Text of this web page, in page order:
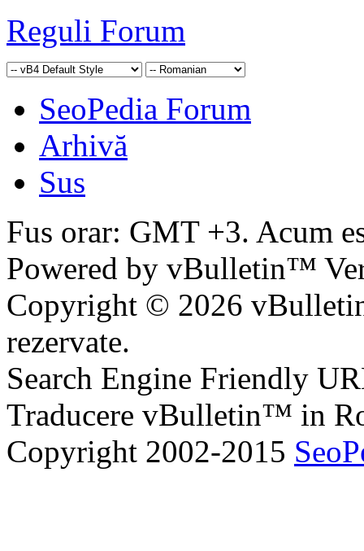
Reguli Forum
SeoPedia Forum
Arhivă
Sus
Fus orar: GMT +3. Acum
Powered by vBulletin™
Copyright © 2026
rezervate.
Search Engine Friendly
Traducere vBulletin™ in
Copyright 2002-2015